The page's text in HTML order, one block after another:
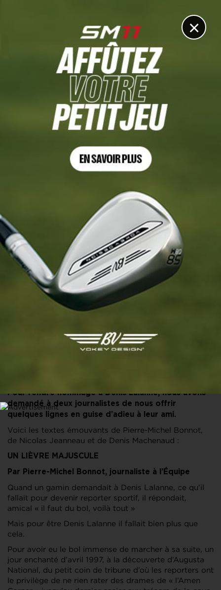
×
Hommage à Denis Lalanne : deux amis journalistes
PARTAGER CET ARTICLE
Pour rendre hommage à Denis Lalanne, nous avons
demandé à deux journalistes de nous offrir
quelques lignes en guise d’adieu à leur ami.
Voici les textes émouvants de Pierre-Michel Bonnot,
de Nicolas Jeanneau et de Denis Machenaud :
UN LIÈVRE MAJUSCULE
Par Pierre-Michel Bonnot, journaliste à l’Équipe
Quand un gamin demandait à Denis Lalanne, ce qu’il
fallait pour devenir reporter sportif, il répondait,
amical « il faut du bol, voilà tout »
Mais pour être Denis Lalanne il fallait bien plus que
cela.
Pour avoir eu le bol immense de marcher à sa suite, un
jour enchanté d’avril 1997, à la découverte d’Augusta
National, du petit coin de tribune d’où les reporters ont
le privilège de ne rien rater des drames de « l’Amen